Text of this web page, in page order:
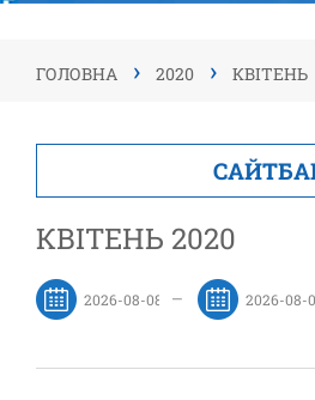
ГОЛОВНА › 2020 › КВІТЕНЬ
КВІТЕНЬ 2020
—